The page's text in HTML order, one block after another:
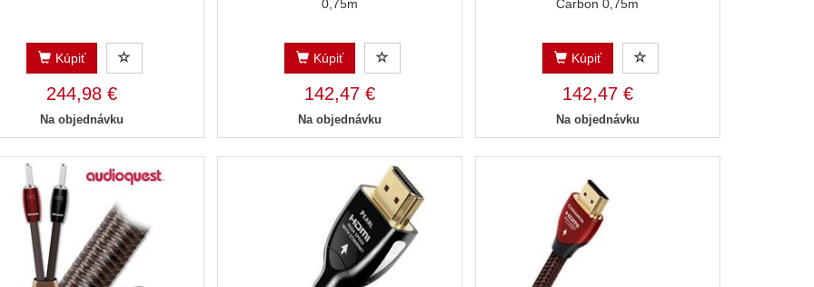
Kúpiť
244,98 €
Na objednávku
0,75m
Kúpiť
142,47 €
Na objednávku
Carbon 0,75m
Kúpiť
142,47 €
Na objednávku